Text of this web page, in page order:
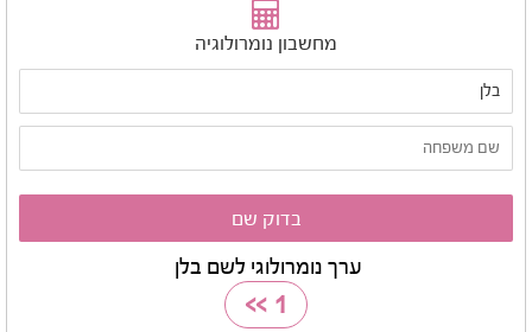
מחשבון נומרולוגיה
ערך נומרולוגי לשם בלן
1
>>